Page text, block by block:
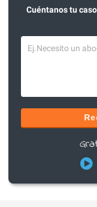
Cuéntanos tu caso